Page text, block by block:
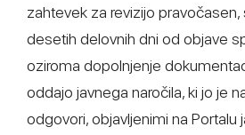
zahtevek za revizijo pravočasen,
desetih delovnih dni od objave
oziroma dopolnjenje
oddajo javnega naročila, ki jo je
odgovori, objavljenimi na Portalu